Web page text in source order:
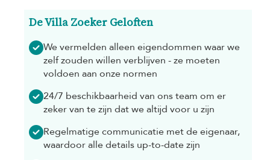
De Villa Zoeker Geloften
We vermelden alleen eigendommen waar we
zelf zouden willen verblijven - ze moeten
voldoen aan onze normen
24/7 beschikbaarheid van ons team om er
zeker van te zijn dat we altijd voor u zijn
Regelmatige communicatie met de eigenaar,
waardoor alle details up-to-date zijn